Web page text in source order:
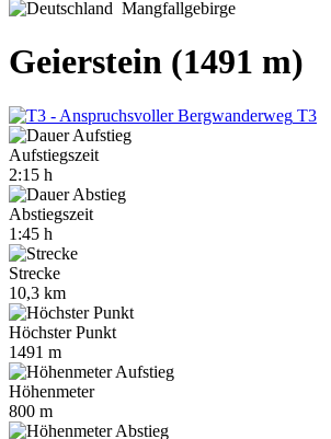
Mangfallgebirge
Geierstein (1491 m)
T3
Aufstiegszeit
2:15 h
Abstiegszeit
1:45 h
Strecke
10,3 km
Höchster Punkt
1491 m
Höhenmeter
800 m